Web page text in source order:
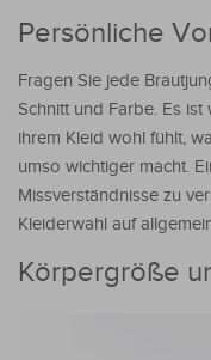
Persönliche
Fragen Sie jede
Schnitt und Farbe. Es
ihrem Kleid wohl fühlt,
umso wichtiger macht.
Missverständnisse zu
Kleiderwahl auf
Körpergröße